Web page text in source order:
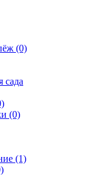
(0)
сада
(0)
(1)